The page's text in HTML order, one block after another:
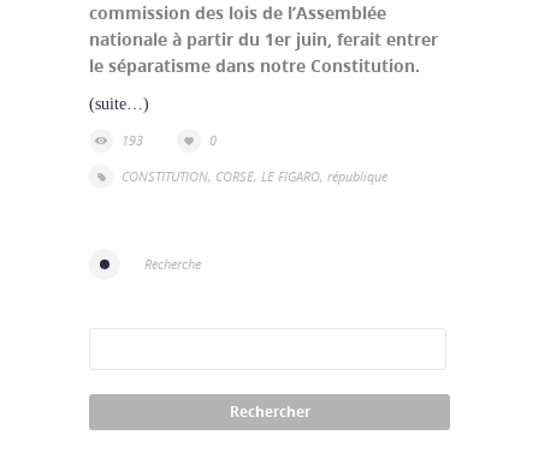
commission des lois de l’Assemblée
nationale à partir du 1er juin, ferait entrer
le séparatisme dans notre Constitution.
(suite…)
193
0
CONSTITUTION, CORSE, LE FIGARO, république
Recherche